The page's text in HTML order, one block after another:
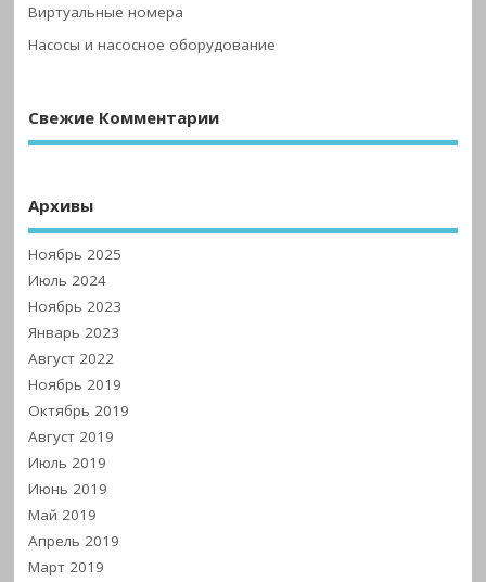
Виртуальные номера
Насосы и насосное оборудование
Свежие Комментарии
Архивы
Ноябрь 2025
Июль 2024
Ноябрь 2023
Январь 2023
Август 2022
Ноябрь 2019
Октябрь 2019
Август 2019
Июль 2019
Июнь 2019
Май 2019
Апрель 2019
Март 2019